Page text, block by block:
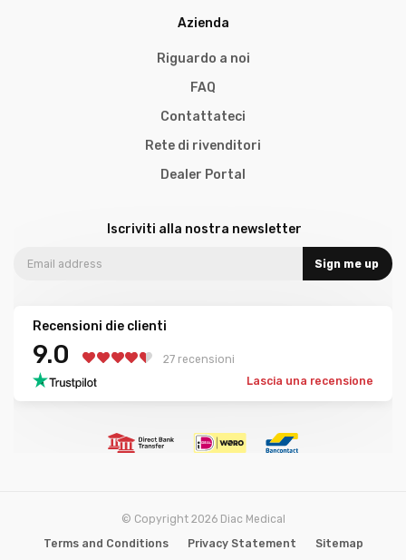
Azienda
Riguardo a noi
FAQ
Contattateci
Rete di rivenditori
Dealer Portal
Iscriviti alla nostra newsletter
Sign me up
Recensioni die clienti
9.0
27 recensioni
Lascia una recensione
© Copyright 2026 Diac Medical
Terms and Conditions
Privacy Statement Sitemap